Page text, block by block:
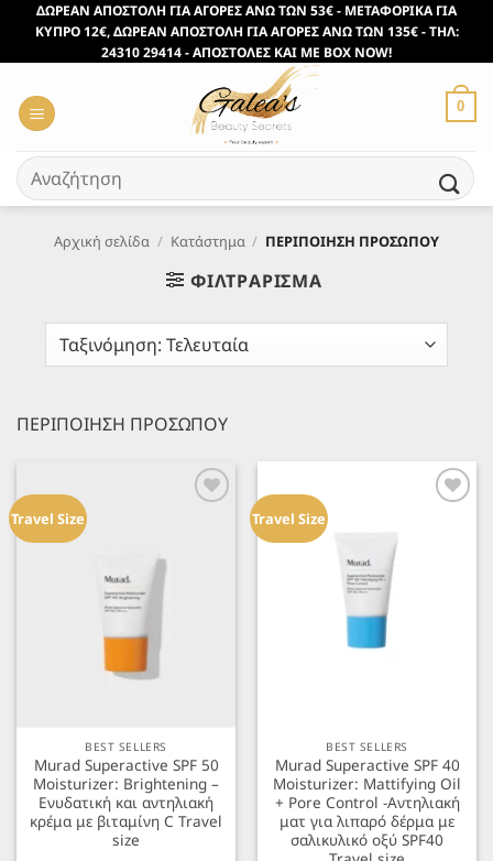
Μετάβαση
περιεχόμενο
ΔΩΡΕΑΝ ΑΠΟΣΤΟΛΗ ΓΙΑ ΑΓΟΡΕΣ ΑΝΩ ΤΩΝ 53€ - ΜΕΤΑΦΟΡΙΚΑ ΓΙΑ
ΚΥΠΡΟ 12€, ΔΩΡΕΑΝ ΑΠΟΣΤΟΛΗ ΓΙΑ ΑΓΟΡΕΣ ΑΝΩ ΤΩΝ 135€ - ΤΗΛ:
24310 29414 - ΑΠΟΣΤΟΛΕΣ ΚΑΙ ΜΕ BOX NOW!
0
Αναζήτηση
για:
Αρχική σελίδα / Κατάστημα / ΠΕΡΙΠΟΙΗΣΗ ΠΡΟΣΩΠΟΥ
ΦΙΛΤΡΆΡΙΣΜΑ
ΠΕΡΙΠΟΙΗΣΗ ΠΡΟΣΩΠΟΥ
Travel Size
Προσθήκη
BEST SELLERS
Murad Superactive SPF 50
Moisturizer: Brightening –
Ενυδατική και αντηλιακή
κρέμα με βιταμίνη C Travel
size
Travel Size
Προσθήκη
BEST SELLERS
Murad Superactive SPF 40
Moisturizer: Mattifying Oil
+ Pore Control -Αντηλιακή
ματ για λιπαρό δέρμα με
σαλικυλικό οξύ SPF40